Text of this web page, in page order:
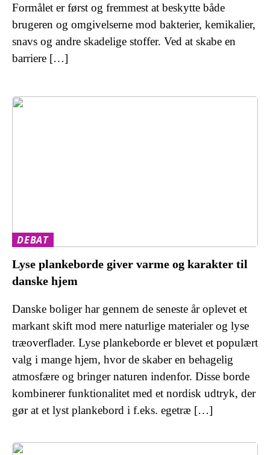
Formålet er først og fremmest at beskytte både
brugeren og omgivelserne mod bakterier, kemikalier,
snavs og andre skadelige stoffer. Ved at skabe en
barriere […]
DEBAT
Lyse plankeborde giver varme og karakter til
danske hjem
Danske boliger har gennem de seneste år oplevet et
markant skift mod mere naturlige materialer og lyse
træoverflader. Lyse plankeborde er blevet et populært
valg i mange hjem, hvor de skaber en behagelig
atmosfære og bringer naturen indenfor. Disse borde
kombinerer funktionalitet med et nordisk udtryk, der
gør at et lyst plankebord i f.eks. egetræ […]